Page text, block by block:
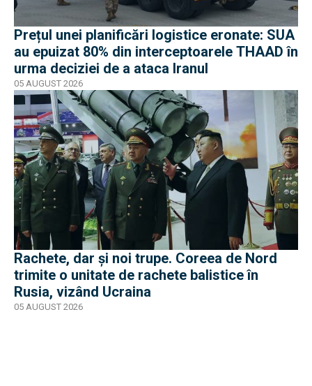
Prețul unei planificări logistice eronate: SUA
au epuizat 80% din interceptoarele THAAD în
urma deciziei de a ataca Iranul
05 AUGUST 2026
Rachete, dar și noi trupe. Coreea de Nord
trimite o unitate de rachete balistice în
Rusia, vizând Ucraina
05 AUGUST 2026